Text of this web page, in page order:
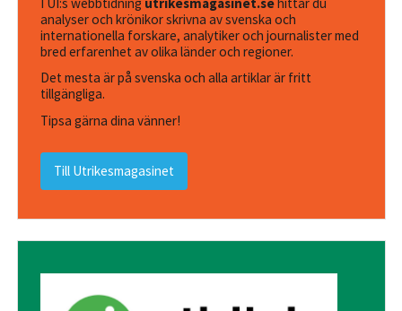
analyser och krönikor skrivna av svenska och
internationella forskare, analytiker och journalister med
bred erfarenhet av olika länder och regioner.
Det mesta är på svenska och alla artiklar är fritt
tillgängliga.
Tipsa gärna dina vänner!
Till Utrikesmagasinet